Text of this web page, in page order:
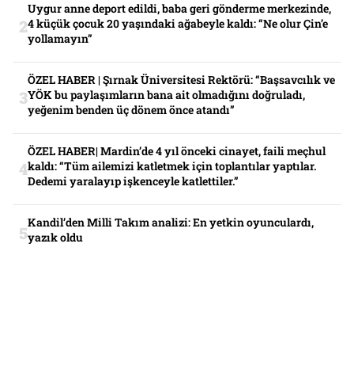
Uygur anne deport edildi, baba geri gönderme merkezinde,
4 küçük çocuk 20 yaşındaki ağabeyle kaldı: “Ne olur Çin’e
yollamayın”
ÖZEL HABER | Şırnak Üniversitesi Rektörü: “Başsavcılık ve
YÖK bu paylaşımların bana ait olmadığını doğruladı,
yeğenim benden üç dönem önce atandı”
ÖZEL HABER| Mardin’de 4 yıl önceki cinayet, faili meçhul
kaldı: “Tüm ailemizi katletmek için toplantılar yaptılar.
Dedemi yaralayıp işkenceyle katlettiler.”
Kandil’den Milli Takım analizi: En yetkin oyunculardı,
yazık oldu